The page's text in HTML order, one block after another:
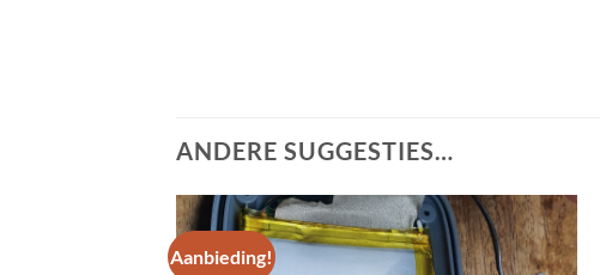
ANDERE SUGGESTIES…
Aanbieding!